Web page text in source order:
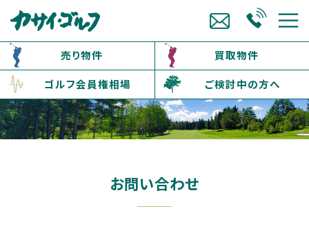
売り物件
買取物件
ゴルフ会員権相場
ご検討中の方へ
お問い合わせ